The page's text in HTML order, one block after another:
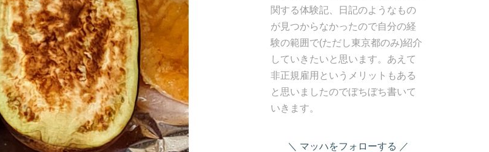
関する体験記、日記のようなもの
が見つからなかったので自分の経
験の範囲で(ただし東京都のみ)紹介
していきたいと思います。あえて
非正規雇用というメリットもある
と思いましたのでぼちぼち書いて
いきます。
マッハをフォローする